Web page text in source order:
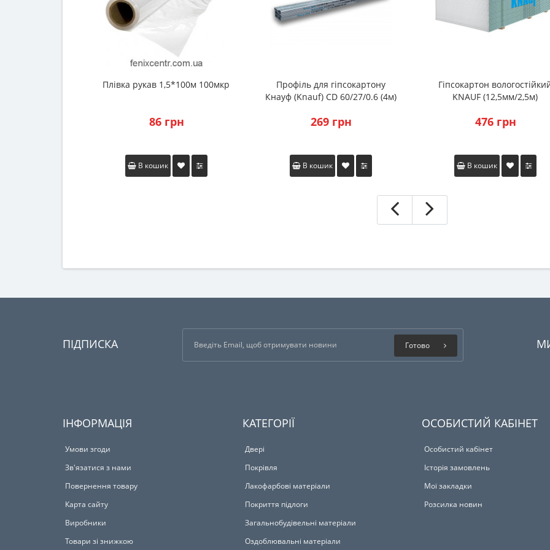
Плівка рукав 1,5*100м 100мкр
86 грн
В кошик
Профіль для гіпсокартону
Кнауф (Knauf) CD 60/27/0.6 (4м)
269 грн
В кошик
Гіпсокартон
KNAUF (12,5мм/2,5м)
476 грн
В кошик
ПІДПИСКА Готово
ІНФОРМАЦІЯ
Умови згоди
Зв'язатися з нами
Повернення товару
Карта сайту
Виробники
Товари зі знижкою
КАТЕГОРІЇ
Двері
Покрівля
Лакофарбові матеріали
Покриття підлоги
Загальнобудівельні матеріали
Оздоблювальні матеріали
ОСОБИСТИЙ КАБІНЕТ
Особистий кабінет
Історія замовлень
Мої закладки
Розсилка новин